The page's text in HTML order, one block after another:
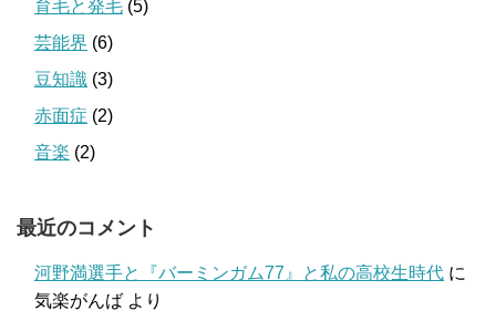
育毛と発毛 (5)
芸能界 (6)
豆知識 (3)
赤面症 (2)
音楽 (2)
最近のコメント
河野満選手と『バーミンガム77』と私の高校生時代 に
気楽がんば より